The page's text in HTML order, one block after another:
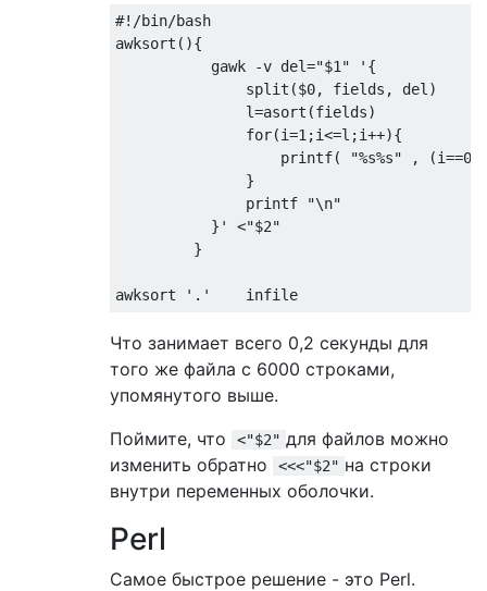
#!/bin/bash
awksort(){
           gawk -v del="$1" '{
               split($0, fields, del)
               l=asort(fields)
               for(i=1;i<=l;i++){
printf( "%s%s" ,
               }
               printf "\n"
           }' <"$2"
         }
Что занимает всего 0,2 секунды для
того же файла с 6000 строками,
упомянутого выше.
Поймите, что
<"$2" для файлов можно
изменить обратно
<<<"$2" на строки
внутри переменных оболочки.
Perl
Самое быстрое решение - это Perl.